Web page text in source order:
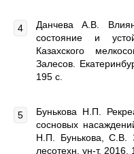
Данчева А.В.
состояние и
Казахского
Залесов.
195 с.
Бунькова Н.П.
сосновых
Н.П. Бунькова, С.В.
лесотехн. ун-т, 2016.